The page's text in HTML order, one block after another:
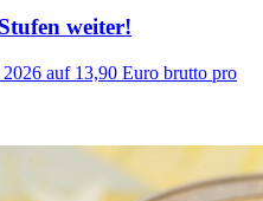
weiter!
auf 13,90 Euro brutto pro